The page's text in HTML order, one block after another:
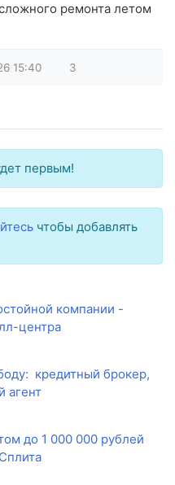
ремонта летом
15:40 3
первым!
чтобы добавлять
компании -
центра
кредитный брокер,
агент
до 1 000 000 рублей